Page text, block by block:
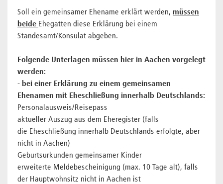
Soll ein gemeinsamer Ehename erklärt werden, müssen
beide Ehegatten diese Erklärung bei einem
Standesamt/Konsulat abgeben.
Folgende Unterlagen müssen hier in Aachen vorgelegt
werden:
- bei einer Erklärung zu einem gemeinsamen
Ehenamen mit Eheschließung innerhalb Deutschlands:
Personalausweis/Reisepass
aktueller Auszug aus dem Eheregister (falls
die Eheschließung innerhalb Deutschlands erfolgte, aber
nicht in Aachen)
Geburtsurkunden gemeinsamer Kinder
erweiterte Meldebescheinigung (max. 10 Tage alt), falls
der Hauptwohnsitz nicht in Aachen ist